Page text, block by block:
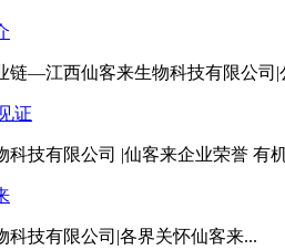
链—江西仙客来生物科技有限公司|
证
科技有限公司 |仙客来企业荣誉 有
科技有限公司|各界关怀仙客来...